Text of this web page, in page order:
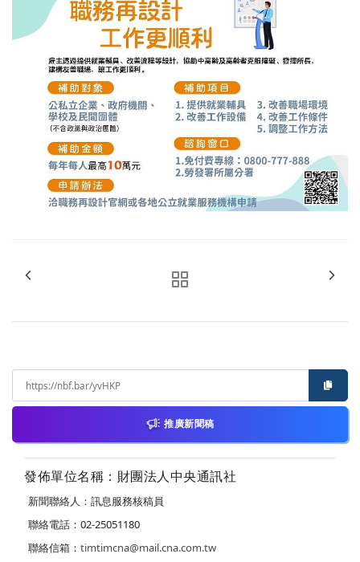
推廣新聞稿
發佈單位名稱：財團法人中央通訊社
新聞聯絡人：訊息服務核稿員
聯絡電話：02-25051180
聯絡信箱： timtimcna@mail.cna.com.tw